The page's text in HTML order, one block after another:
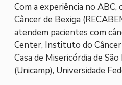
Com a experiência no
Câncer de Bexiga
atendem pacientes com
Center, Instituto do
Casa de Misericórdia de
(Unicamp), Universidade